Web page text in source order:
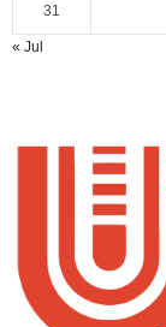
31
« Jul